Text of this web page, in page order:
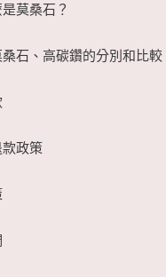
莫桑石？
石、高碳鑽的分別和比較
政策